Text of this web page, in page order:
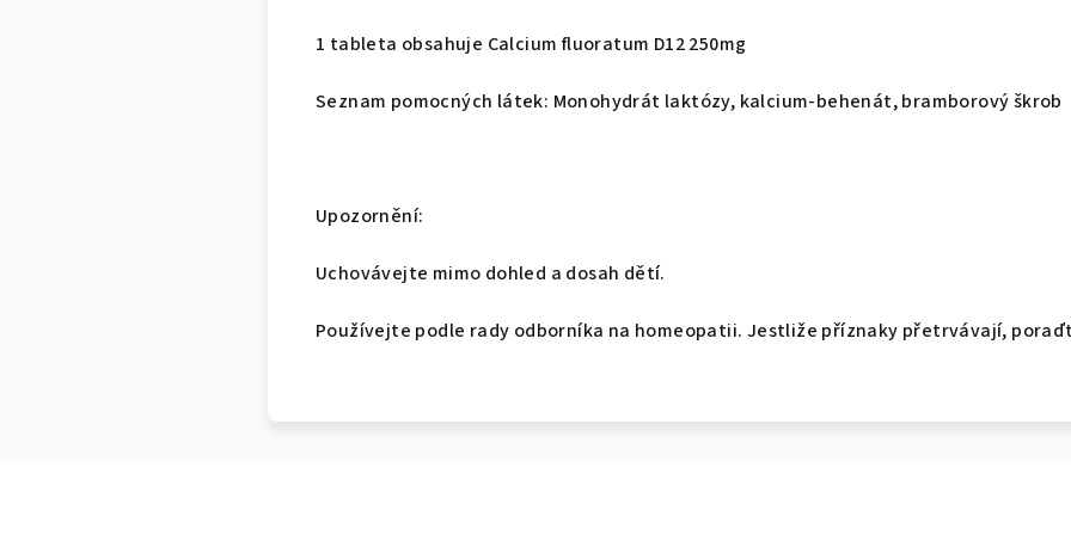
1 tableta obsahuje Calcium fluoratum D12 250mg
Seznam pomocných látek: Monohydrát laktózy, kalcium-behenát, bramborový škrob
Upozornění:
Uchovávejte mimo dohled a dosah dětí.
Používejte podle rady odborníka na homeopatii. Jestliže příznaky přetrvávají,